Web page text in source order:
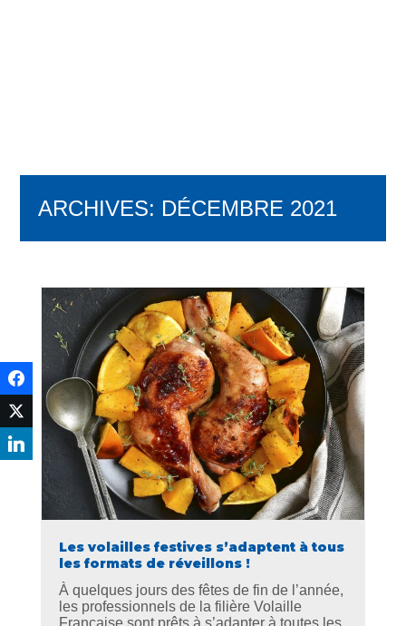
ARCHIVES: DÉCEMBRE 2021
Les volailles festives s’adaptent à tous
les formats de réveillons !
À quelques jours des fêtes de fin de l’année,
les professionnels de la filière Volaille